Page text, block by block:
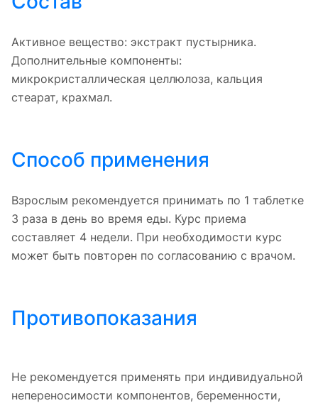
Активное вещество: экстракт пустырника.
Дополнительные компоненты:
микрокристаллическая целлюлоза, кальция
стеарат, крахмал.
Способ применения
Взрослым рекомендуется принимать по 1 таблетке
3 раза в день во время еды. Курс приема
составляет 4 недели. При необходимости курс
может быть повторен по согласованию с врачом.
Противопоказания
Не рекомендуется применять при индивидуальной
непереносимости компонентов, беременности,